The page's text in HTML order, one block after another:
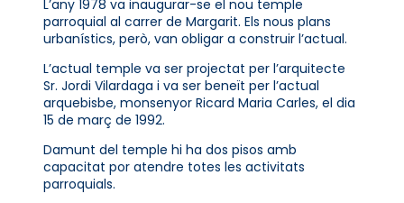
L’any 1978 va inaugurar-se el nou temple
parroquial al carrer de Margarit. Els nous plans
urbanístics, però, van obligar a construir l’actual.
L’actual temple va ser projectat per l’arquitecte
Sr. Jordi Vilardaga i va ser beneït per l’actual
arquebisbe, monsenyor Ricard Maria Carles, el dia
15 de març de 1992.
Damunt del temple hi ha dos pisos amb
capacitat por atendre totes les activitats
parroquials.